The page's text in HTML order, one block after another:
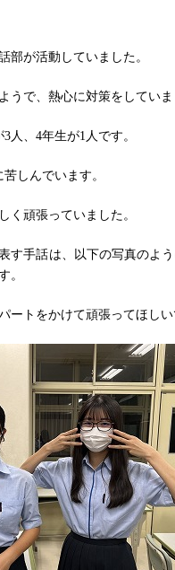
部が活動していました。
うで、熱心に対策をしていま
人、4年生が1人です。
しんでいます。
く頑張っていました。
す手話は、以下の写真のよ
。
ートをかけて頑張ってほしい